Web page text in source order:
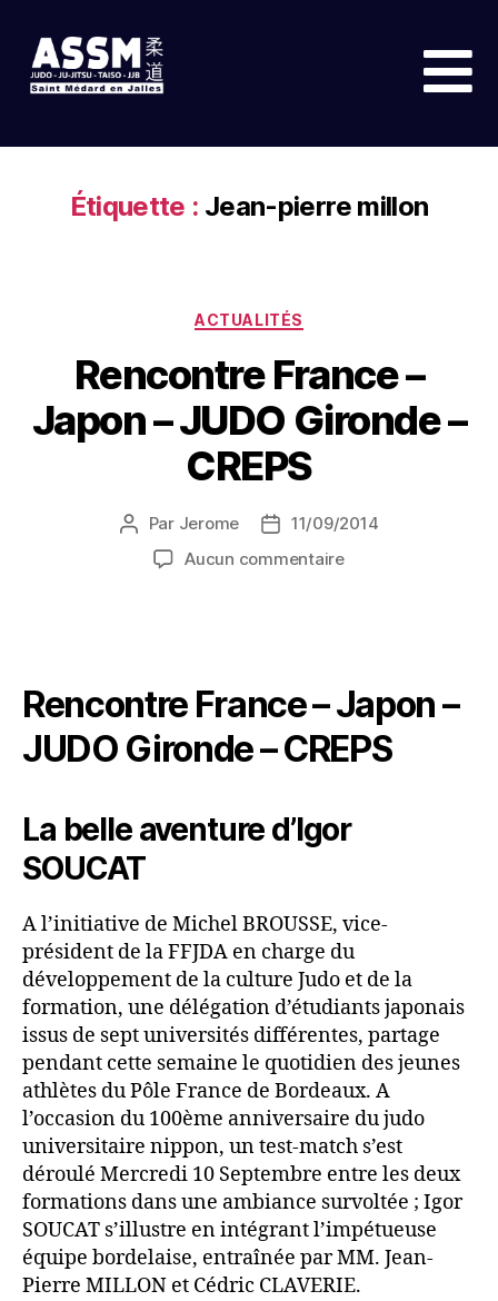
Étiquette : Jean-pierre millon
ACTUALITÉS
Rencontre France –
Japon – JUDO Gironde –
CREPS
Par Jerome
11/09/2014
Aucun commentaire
Rencontre France – Japon –
JUDO Gironde – CREPS
La belle aventure d’Igor
SOUCAT
A l’initiative de Michel BROUSSE, vice-
président de la FFJDA en charge du
développement de la culture Judo et de la
formation, une délégation d’étudiants japonais
issus de sept universités différentes, partage
pendant cette semaine le quotidien des jeunes
athlètes du Pôle France de Bordeaux. A
l’occasion du 100ème anniversaire du judo
universitaire nippon, un test-match s’est
déroulé Mercredi 10 Septembre entre les deux
formations dans une ambiance survoltée ; Igor
SOUCAT s’illustre en intégrant l’impétueuse
équipe bordelaise, entraînée par MM. Jean-
Pierre MILLON et Cédric CLAVERIE.